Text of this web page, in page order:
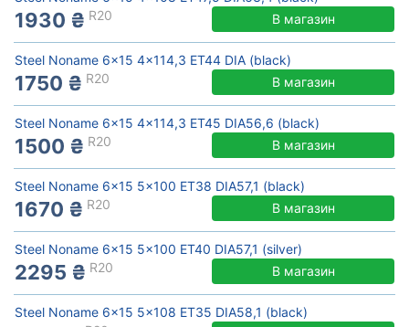
1930 ₴ R20 В магазин
Steel Noname 6x15 4x114,3 ET44 DIA (black)
1750 ₴ R20 В магазин
Steel Noname 6x15 4x114,3 ET45 DIA56,6 (black)
1500 ₴ R20 В магазин
Steel Noname 6x15 5x100 ET38 DIA57,1 (black)
1670 ₴ R20 В магазин
Steel Noname 6x15 5x100 ET40 DIA57,1 (silver)
2295 ₴ R20 В магазин
Steel Noname 6x15 5x108 ET35 DIA58,1 (black)